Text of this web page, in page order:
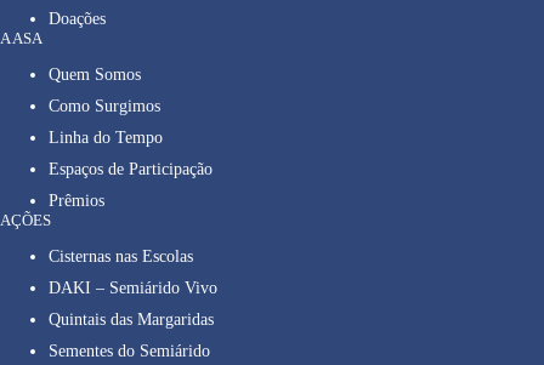
Doações
A ASA
Quem Somos
Como Surgimos
Linha do Tempo
Espaços de Participação
Prêmios
AÇÕES
Cisternas nas Escolas
DAKI – Semiárido Vivo
Quintais das Margaridas
Sementes do Semiárido